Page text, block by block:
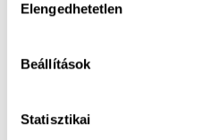
kiválasztása
Elengedhetetlen
Beállítások
Statisztikai
hosszú távon is
esetben személyes
alapján történik.